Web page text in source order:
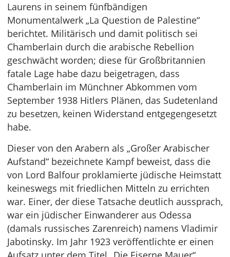
Laurens in seinem fünfbändigen
Monumentalwerk „La Question de Palestine“
berichtet. Militärisch und damit politisch sei
Chamberlain durch die arabische Rebellion
geschwächt worden; diese für Großbritannien
fatale Lage habe dazu beigetragen, dass
Chamberlain im Münchner Abkommen vom
September 1938 Hitlers Plänen, das Sudetenland
zu besetzen, keinen Widerstand entgegengesetzt
habe.
Dieser von den Arabern als „Großer Arabischer
Aufstand“ bezeichnete Kampf beweist, dass die
von Lord Balfour proklamierte jüdische Heimstatt
keineswegs mit friedlichen Mitteln zu errichten
war. Einer, der diese Tatsache deutlich aussprach,
war ein jüdischer Einwanderer aus Odessa
(damals russisches Zarenreich) namens Vladimir
Jabotinsky. Im Jahr 1923 veröffentlichte er einen